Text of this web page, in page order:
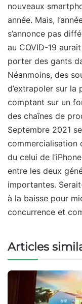
nouveaux
année. Mais,
s’annonce pas
au COVID-19
porter des gants
Néanmoins, des
d’extrapoler sur
comptant sur un
des chaînes de
Septembre 2021
commercialisation
du celui de
entre les deux
importantes.
à la baisse pour
concurrence et
Articles